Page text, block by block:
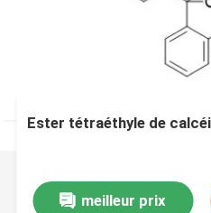
Ester tétraéthyle de
meilleur prix